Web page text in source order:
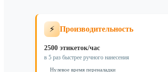
⚡ Производительность
2500 этикеток/час
в 5 раз быстрее ручного нанесения
Нулевое время переналадки